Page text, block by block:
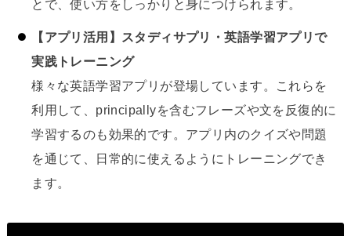
とで、使い方をしっかりと身につけられます。
【アプリ活用】スタディサプリ・英語学習アプリで
実践トレーニング
様々な英語学習アプリが登場しています。これらを
利用して、principallyを含むフレーズや文を反復的に
学習するのも効果的です。アプリ内のクイズや問題
を通じて、日常的に使えるようにトレーニングでき
ます。